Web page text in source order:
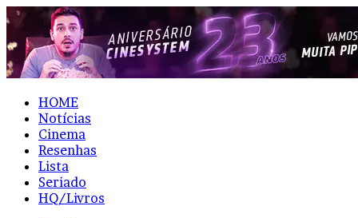
HOME
Notícias
Cinema
Resenhas
Lista
Seriado
HQ/Livros